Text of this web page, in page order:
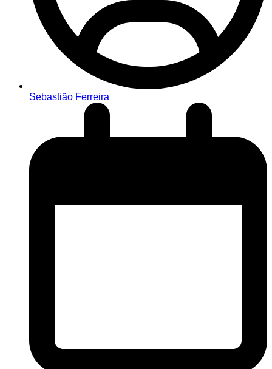
Sebastião Ferreira